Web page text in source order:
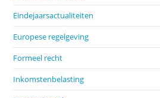
Eindejaarsactualiteiten
Europese regelgeving
Formeel recht
Inkomstenbelasting